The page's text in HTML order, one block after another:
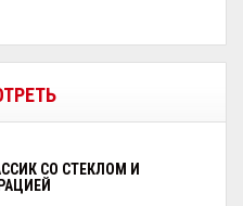
СО СТЕКЛОМ И